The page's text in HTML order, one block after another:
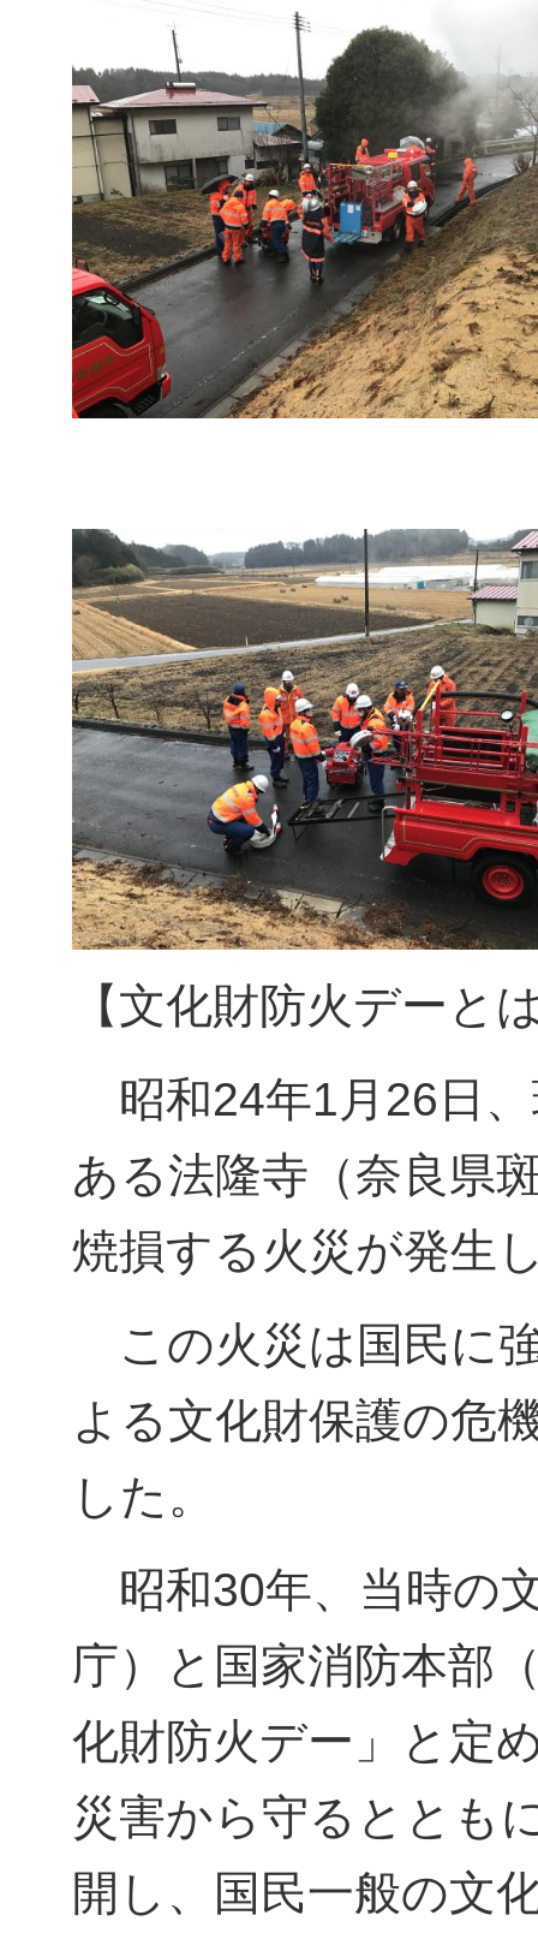
【文化財防火デーと
昭和24年1月26日
ある法隆寺（奈良県
焼損する火災が発生
この火災は国民に
よる文化財保護の危
した。
昭和30年、当時の
庁）と国家消防本部
化財防火デー」と定
災害から守るととも
開し、国民一般の文